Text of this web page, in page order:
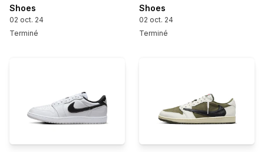
Shoes
02 oct. 24
Terminé
Shoes
02 oct. 24
Terminé